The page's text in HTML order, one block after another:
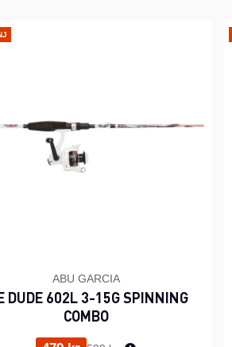
ABU GARCIA
DUDE 602L 3-15G SPINNING
COMBO
Ordinarie pris: